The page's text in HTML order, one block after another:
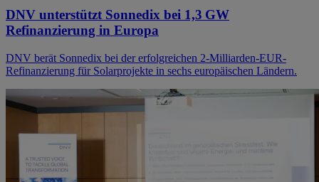
DNV unterstützt Sonnedix bei 1,3 GW
Refinanzierung in Europa
DNV berät Sonnedix bei der erfolgreichen 2-Milliarden-EUR-
Refinanzierung für Solarprojekte in sechs europäischen Ländern.